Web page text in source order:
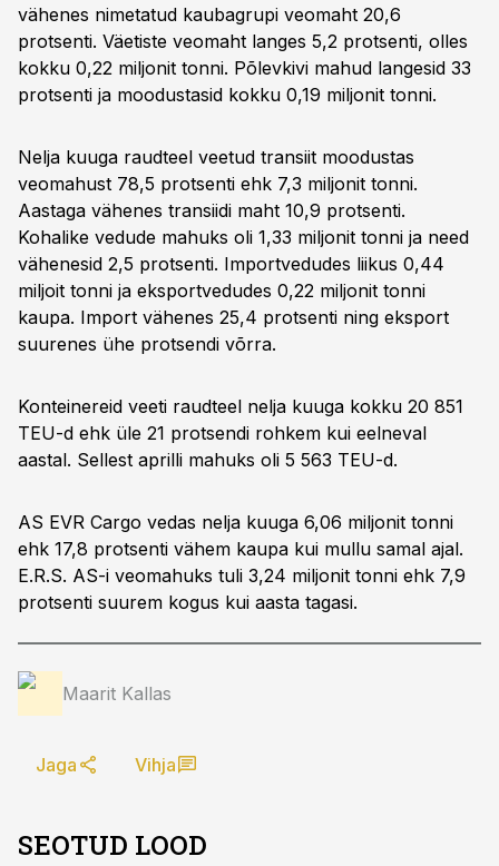
vähenes nimetatud kaubagrupi veomaht 20,6
protsenti. Väetiste veomaht langes 5,2 protsenti, olles
kokku 0,22 miljonit tonni. Põlevkivi mahud langesid 33
protsenti ja moodustasid kokku 0,19 miljonit tonni.
Nelja kuuga raudteel veetud transiit moodustas
veomahust 78,5 protsenti ehk 7,3 miljonit tonni.
Aastaga vähenes transiidi maht 10,9 protsenti.
Kohalike vedude mahuks oli 1,33 miljonit tonni ja need
vähenesid 2,5 protsenti. Importvedudes liikus 0,44
miljoit tonni ja eksportvedudes 0,22 miljonit tonni
kaupa. Import vähenes 25,4 protsenti ning eksport
suurenes ühe protsendi võrra.
Konteinereid veeti raudteel nelja kuuga kokku 20 851
TEU-d ehk üle 21 protsendi rohkem kui eelneval
aastal. Sellest aprilli mahuks oli 5 563 TEU-d.
AS EVR Cargo vedas nelja kuuga 6,06 miljonit tonni
ehk 17,8 protsenti vähem kaupa kui mullu samal ajal.
E.R.S. AS-i veomahuks tuli 3,24 miljonit tonni ehk 7,9
protsenti suurem kogus kui aasta tagasi.
Maarit Kallas
Jaga Vihja
SEOTUD LOOD